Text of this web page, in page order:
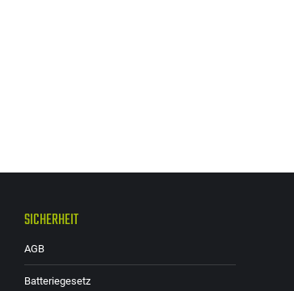
SICHERHEIT
AGB
Batteriegesetz